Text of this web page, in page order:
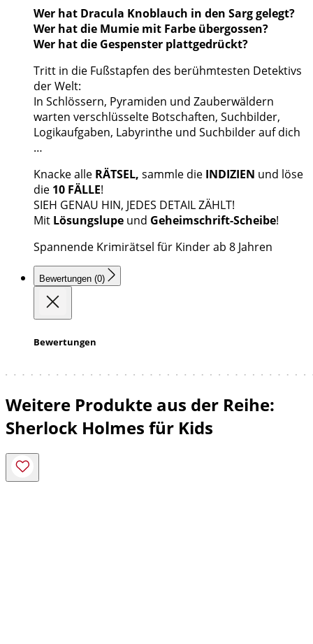
Wer hat Dracula Knoblauch in den Sarg gelegt?
Wer hat die Mumie mit Farbe übergossen?
Wer hat die Gespenster plattgedrückt?
Tritt in die Fußstapfen des berühmtesten Detektivs
der Welt:
In Schlössern, Pyramiden und Zauberwäldern
warten verschlüsselte Botschaften, Suchbilder,
Logikaufgaben, Labyrinthe und Suchbilder auf dich
…
Knacke alle RÄTSEL, sammle die INDIZIEN und löse
die 10 FÄLLE!
SIEH GENAU HIN, JEDES DETAIL ZÄHLT!
Mit Lösungslupe und Geheimschrift-Scheibe!
Spannende Krimirätsel für Kinder ab 8 Jahren
Bewertungen (0)
Bewertungen
Weitere Produkte aus der Reihe:
Sherlock Holmes für Kids